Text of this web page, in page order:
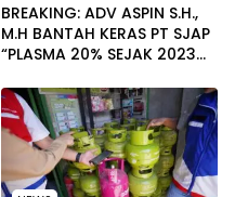
BREAKING: ADV ASPIN S.H.,
M.H BANTAH KERAS PT SJAP
“PLASMA 20% SEJAK 2023
WARGA WAWOONE!